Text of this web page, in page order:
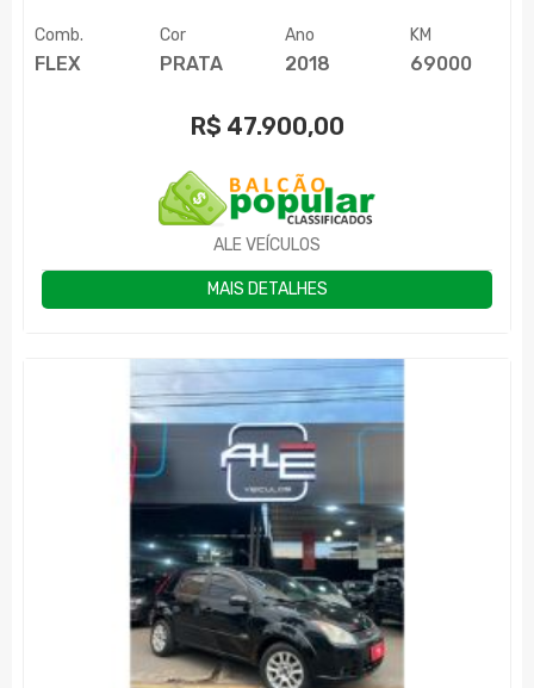
Comb.
FLEX
Cor
PRATA
Ano
2018
KM
69000
R$ 47.900,00
ALE VEÍCULOS
MAIS DETALHES